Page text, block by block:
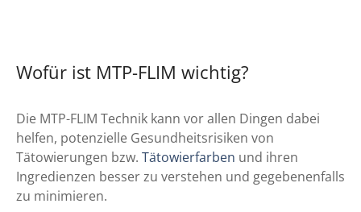
Wofür ist MTP-FLIM wichtig?
Die MTP-FLIM Technik kann vor allen Dingen dabei
helfen, potenzielle Gesundheitsrisiken von
Tätowierungen bzw. Tätowierfarben und ihren
Ingredienzen besser zu verstehen und gegebenenfalls
zu minimieren.